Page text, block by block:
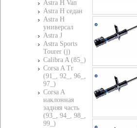
Astra H Van
Astra H седан
Astra H
универсал
Astra J
Astra Sports
Tourer (j)
Calibra A (85_)
Corsa A Tr
(91_, 92_, 96_,
97_)
Corsa A
наклонная
задняя часть
(93_, 94_, 98_,
99_)